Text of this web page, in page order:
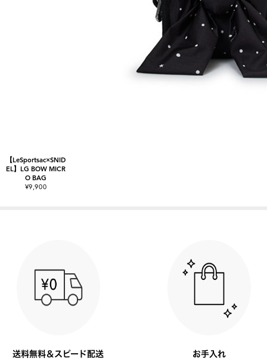
【LeSportsac×SNID
EL】LG BOW MICR
O BAG
¥9,900
送料無料＆スピード配送 お手入れ